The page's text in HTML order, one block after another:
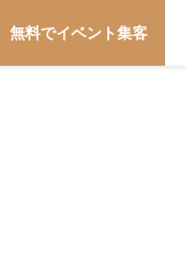
無料でイベント集客